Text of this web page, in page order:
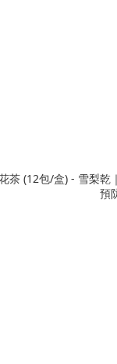
茶 (12包/盒) - 雪梨
預